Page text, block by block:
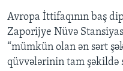
Avropa İttifaqının baş
Zaporijye Nüvə
“mümkün olan ən sərt
qüvvələrinin tam şəkildə